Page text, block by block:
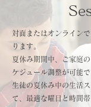
対面またはオンライン
ります。
夏休み期間中、ご家庭
ケジュール調整が可能で
生徒の夏休み中の生活
て、最適な曜日と時間帯